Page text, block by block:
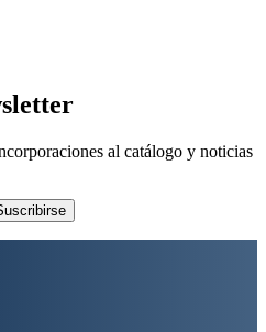
al catálogo y noticias